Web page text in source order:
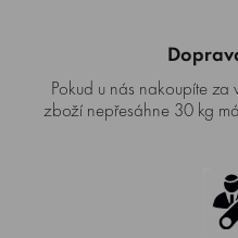
Pokud u nás nakoupíte
zboží nepřesáhne 30 kg